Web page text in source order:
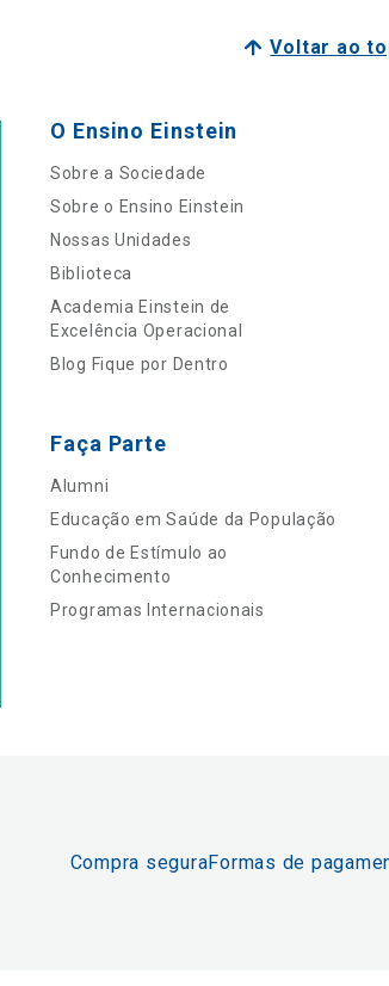
Voltar ao
O Ensino Einstein
Sobre a Sociedade
Sobre o Ensino Einstein
Nossas Unidades
Biblioteca
Academia Einstein de
Excelência Operacional
Blog Fique por Dentro
Faça Parte
Alumni
Educação em Saúde da População
Fundo de Estímulo ao
Conhecimento
Programas Internacionais
Compra seguraFormas de